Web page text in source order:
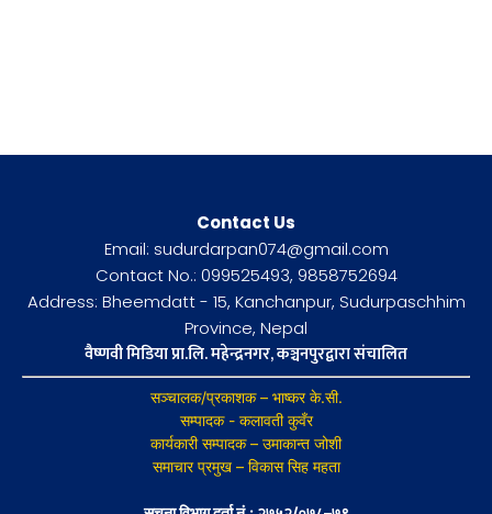
Contact Us
Email: sudurdarpan074@gmail.com
Contact No.: 099525493, 9858752694
Address: Bheemdatt - 15, Kanchanpur, Sudurpaschhim
Province, Nepal
वैष्णवी मिडिया प्रा.लि. महेन्द्रनगर, कञ्चनपुरद्वारा संचालित
सञ्चालक/प्रकाशक – भाष्कर के.सी.
सम्पादक - कलावती कुवँर
कार्यकारी सम्पादक – उमाकान्त जोशी
समाचार प्रमुख – विकास सिह महता